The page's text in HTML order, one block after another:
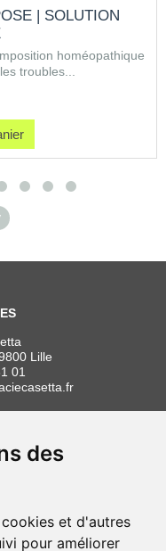
des
et d'autres
pour améliorer
| SOLUTION
homéopathique
troubles...
Lille
01
à 19h30